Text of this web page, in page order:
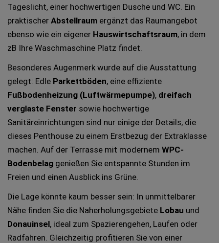
Tageslicht, einer hochwertigen Dusche und WC. Ein
praktischer Abstellraum ergänzt das Raumangebot
ebenso wie ein eigener Hauswirtschaftsraum, in dem
zB Ihre Waschmaschine Platz findet.
Besonderes Augenmerk wurde auf die Ausstattung
gelegt: Edle Parkettböden, eine effiziente
Fußbodenheizung (Luftwärmepumpe), dreifach
verglaste Fenster sowie hochwertige
Sanitäreinrichtungen sind nur einige der Details, die
dieses Penthouse zu einem Erstbezug der Extraklasse
machen. Auf der Terrasse mit modernem WPC-
Bodenbelag genießen Sie entspannte Stunden im
Freien und einen Ausblick ins Grüne.
Die Lage könnte kaum besser sein: In unmittelbarer
Nähe finden Sie die Naherholungsgebiete Lobau und
Donauinsel, ideal zum Spazierengehen, Laufen oder
Radfahren. Gleichzeitig profitieren Sie von einer